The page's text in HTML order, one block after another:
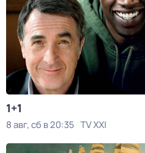
1+1
8 авг, сб в 20:35 TV XXI